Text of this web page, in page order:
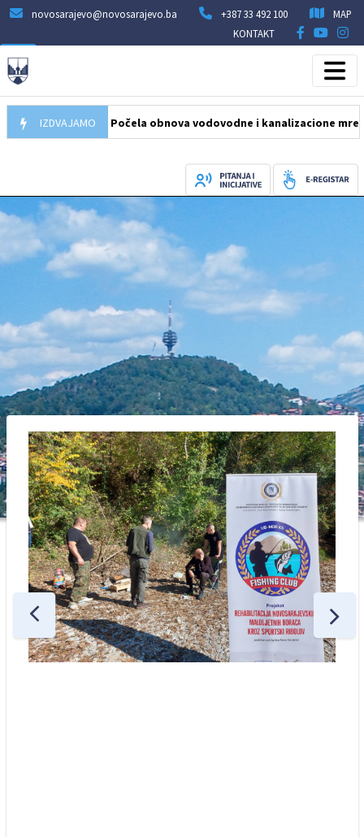
novosarajevo@novosarajevo.ba +387 33 492 100
MAP
KONTAKT
IZDVAJAMO
05.08.2026 Počela obnova vodovodne i kanalizacione mreže u